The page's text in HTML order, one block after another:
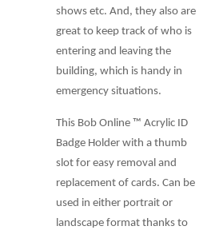
shows etc. And, they also are
great to keep track of who is
entering and leaving the
building, which is handy in
emergency situations.
This Bob Online ™ Acrylic ID
Badge Holder with a thumb
slot for easy removal and
replacement of cards. Can be
used in either portrait or
landscape format thanks to